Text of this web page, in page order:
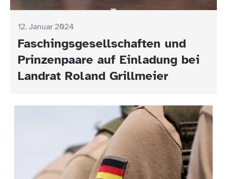
12. Januar 2024
Faschingsgesellschaften und
Prinzenpaare auf Einladung bei
Landrat Roland Grillmeier